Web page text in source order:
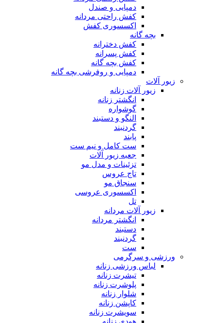
دمپایی و صندل
کفش راحتی مردانه
اکسسوری کفش
بچه گانه
کفش دخترانه
کفش پسرانه
کفش بچه گانه
دمپایی و روفرشی بچه گانه
زیور آلات
زیور آلات زنانه
انگشتر زنانه
گوشواره
النگو و دستبند
گردنبند
پابند
ست کامل و نیم ست
جعبه زیور آلات
تزئینات و مدل مو
تاج عروس
سنجاق مو
اکسسوری عروسی
تل
زیور آلات مردانه
انگشتر مردانه
دستبند
گردنبند
ست
ورزشی و سرگرمی
لباس ورزشی زنانه
تیشرت زنانه
پلوشرت زنانه
شلوار زنانه
کاپشن زنانه
سویشرت زنانه
هودی زنانه